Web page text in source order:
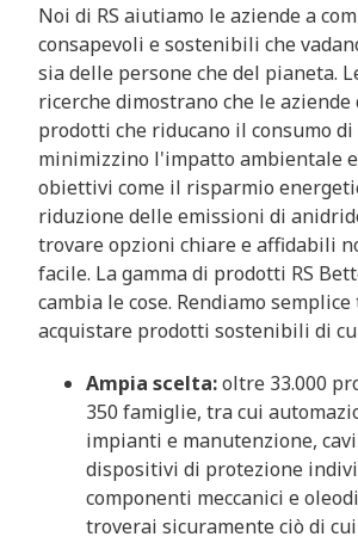
Noi di RS aiutiamo le aziende a
consapevoli e sostenibili che
sia delle persone che del pianeta.
ricerche dimostrano che le aziende
prodotti che riducano il consumo
minimizzino l'impatto ambientale
obiettivi come il risparmio
riduzione delle emissioni di
trovare opzioni chiare e affidabili
facile. La gamma di prodotti RS
cambia le cose. Rendiamo
acquistare prodotti sostenibili di
Ampia scelta:oltre 33.000
350 famiglie, tra cui
impianti e manutenzione,
dispositivi di protezione
componenti meccanici e
troverai sicuramente ciò di